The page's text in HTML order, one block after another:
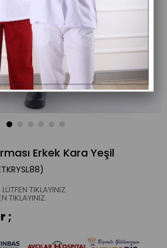
Erkek Kara Yeşil
LÜTFEN TIKLAYINIZ.
TIKLAYINIZ.
;